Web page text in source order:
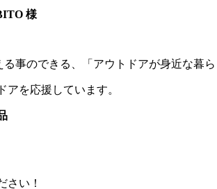
様
事のできる、「アウトドアが身近な暮ら
を応援しています。
さい！